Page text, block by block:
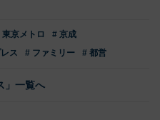
東京メトロ
# 京成
ス # ファミリー # 都営
」一覧へ